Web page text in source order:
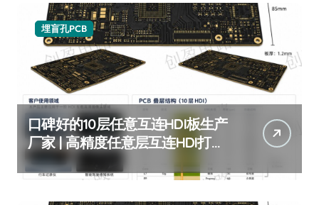
埋盲孔PCB
口碑好的10层任意互连HDI板生产
厂家 | 高精度任意层互连HDI打样
批量 | 10层HDI板厂家推荐